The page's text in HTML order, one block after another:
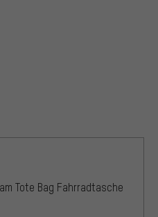
Tote Bag Fahrradtasche